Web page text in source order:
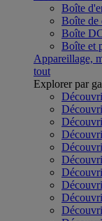
Boîte
Boîte de
Boîte
Boîte et
Appareillage,
tout
Explorer par